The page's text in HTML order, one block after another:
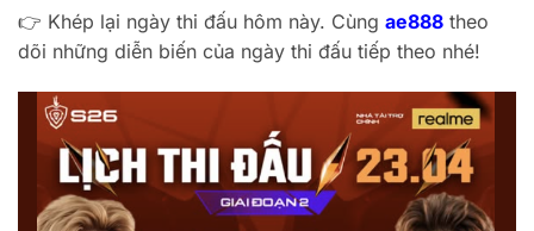
👉 Khép lại ngày thi đấu hôm này. Cùng ae888 theo
dõi những diễn biến của ngày thi đấu tiếp theo nhé!